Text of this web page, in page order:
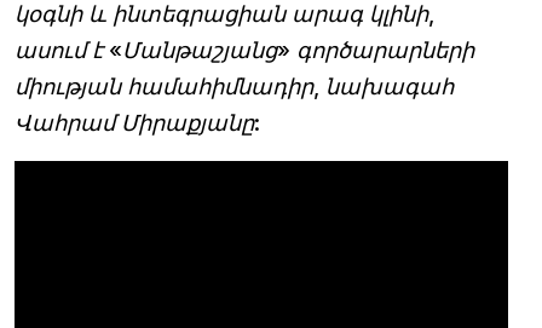
կօգնի և ինտեգրացիան արագ կլինի,
ասում է «Մանթաշյանց» գործարարների
միության համահիմնադիր, նախագահ
Վահրամ Միրաքյանը: